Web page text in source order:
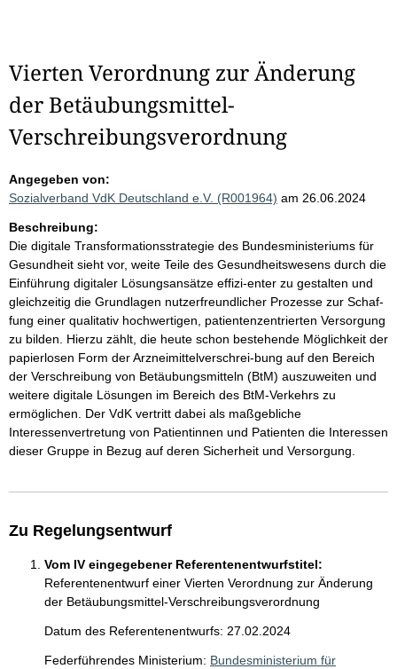
Vierten Verordnung zur Änderung
der Betäubungsmittel-
Verschreibungsverordnung
Angegeben von:
Sozialverband VdK Deutschland e.V. (R001964) am 26.06.2024
Beschreibung:
Die digitale Transformationsstrategie des Bundesministeriums für
Gesundheit sieht vor, weite Teile des Gesundheitswesens durch die
Einführung digitaler Lösungsansätze effizi-enter zu gestalten und
gleichzeitig die Grundlagen nutzerfreundlicher Prozesse zur Schaf-
fung einer qualitativ hochwertigen, patientenzentrierten Versorgung
zu bilden. Hierzu zählt, die heute schon bestehende Möglichkeit der
papierlosen Form der Arzneimittelverschrei-bung auf den Bereich
der Verschreibung von Betäubungsmitteln (BtM) auszuweiten und
weitere digitale Lösungen im Bereich des BtM-Verkehrs zu
ermöglichen. Der VdK vertritt dabei als maßgebliche
Interessenvertretung von Patientinnen und Patienten die Interessen
dieser Gruppe in Bezug auf deren Sicherheit und Versorgung.
Zu Regelungsentwurf
Vom IV eingegebener Referentenentwurfstitel:
Referentenentwurf einer Vierten Verordnung zur Änderung
der Betäubungsmittel-Verschreibungsverordnung
Datum des Referentenentwurfs: 27.02.2024
Federführendes Ministerium: Bundesministerium für